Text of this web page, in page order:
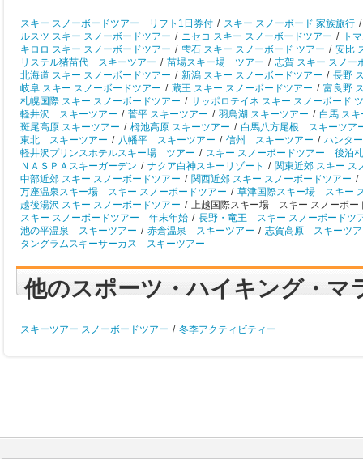
スキー スノーボードツアー リフト1日券付 / スキー スノーボード 家族旅行 /
ルスツ スキー スノーボードツアー / ニセコ スキー スノーボードツアー /
ト
キロロ スキー スノーボードツアー / 雫石 スキー スノーボード ツアー / 安比
リステル猪苗代 スキーツアー / 苗場スキー場 ツアー / 志賀 スキー スノー
北海道 スキー スノーボードツアー / 新潟 スキー スノーボードツアー / 長野
岐阜 スキー スノーボードツアー / 蔵王 スキー スノーボードツアー / 富良野
札幌国際 スキー スノーボードツアー / サッポロテイネ スキー スノーボード
軽井沢 スキーツアー / 菅平 スキーツアー / 羽鳥湖 スキーツアー / 白馬 ス
斑尾高原 スキーツアー / 栂池高原 スキーツアー / 白馬八方尾根 スキーツア
東北 スキーツアー / 八幡平 スキーツアー / 信州 スキーツアー / ハンタ
軽井沢プリンスホテルスキー場 ツアー / スキー スノーボードツアー 後泊
ＮＡＳＰＡスキーガーデン / ナクア白神スキーリゾート / 関東近郊 スキー ス
中部近郊 スキー スノーボードツアー / 関西近郊 スキー スノーボードツアー /
万座温泉スキー場 スキー スノーボードツアー / 草津国際スキー場 スキー
越後湯沢 スキー スノーボードツアー / 上越国際スキー場 スキー スノーボー
スキー スノーボードツアー 年末年始 / 長野・竜王 スキー スノーボードツ
池の平温泉 スキーツアー / 赤倉温泉 スキーツアー / 志賀高原 スキーツ
タングラムスキーサーカス スキーツアー
他のスポーツ・ハイキング・マ
スキーツアー スノーボードツアー / 冬季アクティビティー